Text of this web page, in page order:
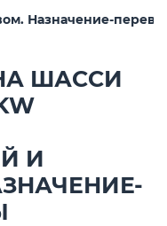
Назначение-
ШАССИ
И